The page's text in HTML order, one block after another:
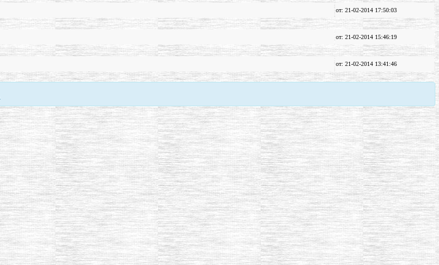
от: 21-02-2014 17:50:03
от: 21-02-2014 15:46:19
от: 21-02-2014 13:41:46